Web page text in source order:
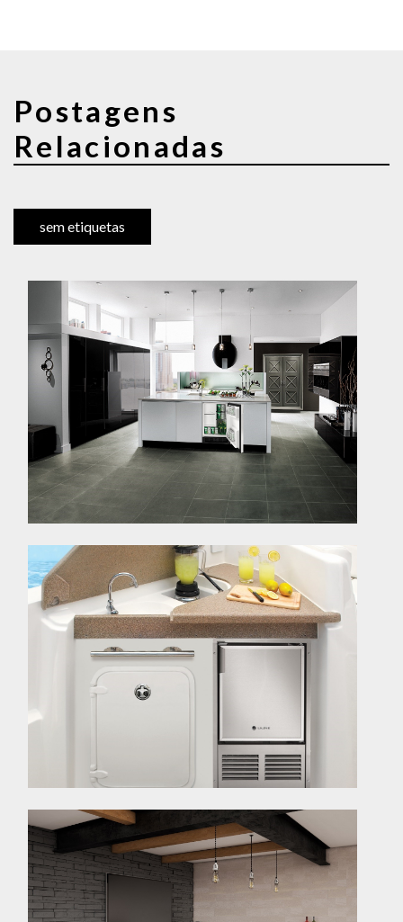
Postagens
Relacionadas
sem etiquetas